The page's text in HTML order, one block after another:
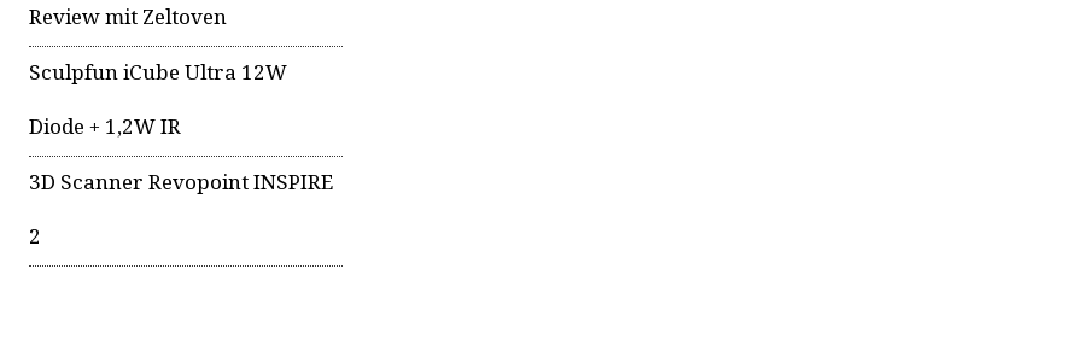
Review mit Zeltoven
Sculpfun iCube Ultra 12W
Diode + 1,2W IR
3D Scanner Revopoint INSPIRE
2